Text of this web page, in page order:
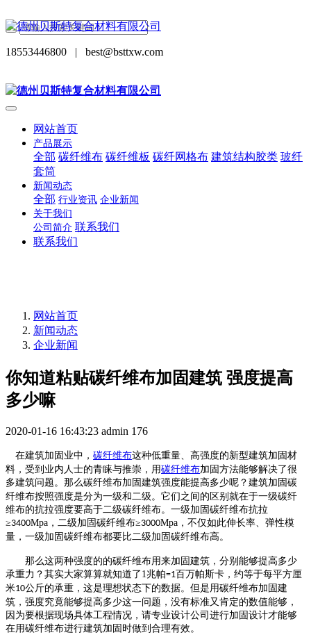
18553446800 | best@bsttxw.com
网站首页
产品展示
全部 碳纤维布 碳纤维板 碳纤网格布 建筑结构胶类 玻纤
套筒
新闻动态
全部 行业资讯 企业新闻
关于我们
公司简介 联系我们
联系我们
网站首页
新闻动态
企业新闻
你知道粘贴碳纤维布加固建筑 强度提高
多少嘛
2020-01-16 16:43:23 admin 176
在建筑加固业中， 碳纤维布这种低重量、高强度的新型建筑加固材
料，受到业内人士的青睐与推崇，用碳纤维布加固方法能够解决了很
多建筑问题。 那么碳纤维布加固建筑强度能提高多少呢 ？ 建筑加固 碳
纤维布按照强度是分为一级和二级。它们之间的区别就在于一级碳纤
维布的抗拉强度要高于二级碳纤维布。一级加固碳纤维布抗拉
≥3400Mpa ，二级加固碳纤维布≥3000Mpa ，不仅如此伸长率、弹性模
量，一级加固碳纤维布都要比二级加固碳纤维布高。
那么这两种强度的的碳纤维布用来加固建筑，分别能够提高多少
承重力？其实大家算算就知道了 1 兆帕=1百万帕斯卡，约等于每平方厘
米10公斤的承重 ， 这是理想状态下的数据。 但是 用碳纤维布加固建
筑，强度究竟能够提高多少这一问题，没有标准又肯定的数值能够，
因为要根据现场具体工程情况， 请专业设计公司进行加固设计才能够
在用碳纤维布进行建筑加固时做到合理有效。